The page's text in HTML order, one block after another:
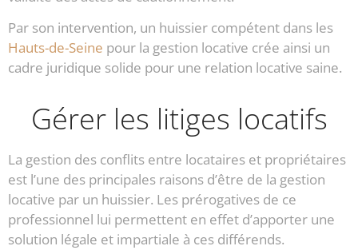
Par son intervention, un huissier compétent dans les
Hauts-de-Seine pour la gestion locative crée ainsi un
cadre juridique solide pour une relation locative saine.
Gérer les litiges locatifs
La gestion des conflits entre locataires et propriétaires
est l’une des principales raisons d’être de la gestion
locative par un huissier. Les prérogatives de ce
professionnel lui permettent en effet d’apporter une
solution légale et impartiale à ces différends.